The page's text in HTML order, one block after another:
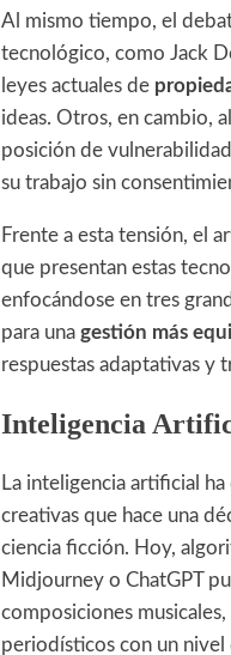
Al mismo tiempo, el
tecnológico, como Jack
leyes actuales de
ideas. Otros, en cambio,
posición de
su trabajo sin
Frente a esta tensión, el
que presentan estas
enfocándose en tres
para una gestión más
respuestas adaptativas y
Inteligencia
La inteligencia artificial
creativas que hace una
ciencia ficción. Hoy,
Midjourney o ChatGPT
composiciones
periodísticos con un